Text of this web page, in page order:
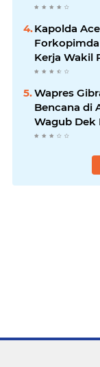
Kapolda
Kerja Wakil
Kabupaten
Wapres
Bencana di
Wagub Dek